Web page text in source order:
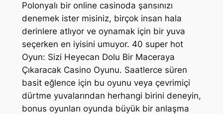
Polonyalı bir online casinoda şansınızı
denemek ister misiniz, birçok insan hala
derinlere atlıyor ve oynamak için bir yuva
seçerken en iyisini umuyor. 40 super hot
Oyun: Sizi Heyecan Dolu Bir Maceraya
Çıkaracak Casino Oyunu. Saatlerce süren
basit eğlence için bu oyunu veya çevrimiçi
dürtme yuvalarından herhangi birini deneyin,
bonus oyunları oyunda büyük bir anlaşma